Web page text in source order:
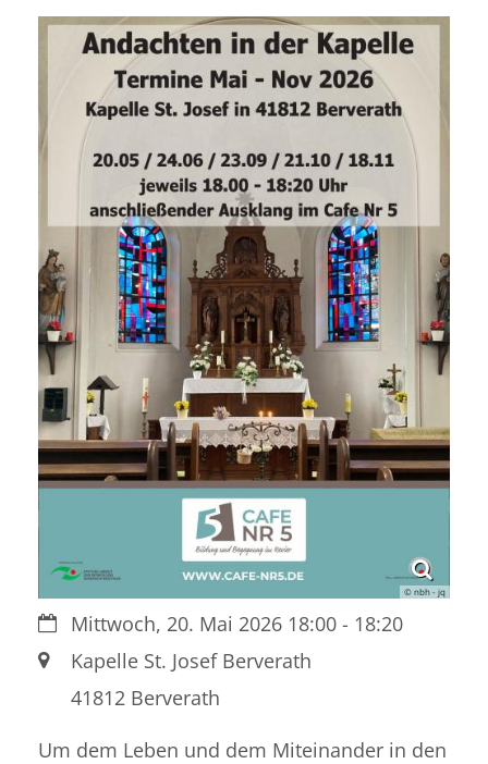
© nbh - jq
Datum:Mittwoch, 20. Mai 2026 18:00 - 18:20
Ort: Kapelle St. Josef Berverath
41812 Berverath
Um dem Leben und dem Miteinander in den